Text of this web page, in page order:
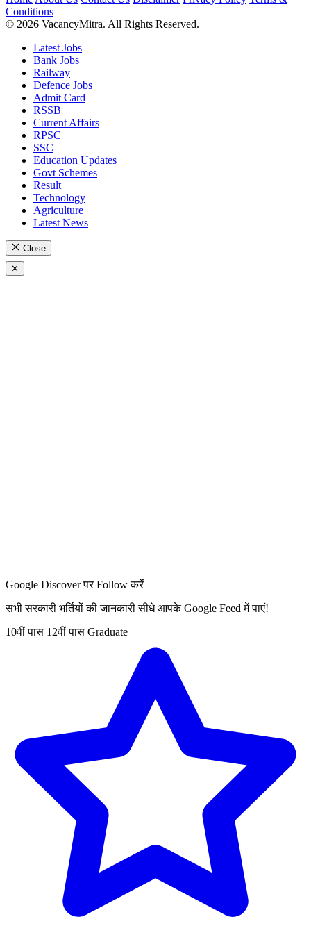
Conditions
© 2026 VacancyMitra. All Rights Reserved.
Latest Jobs
Bank Jobs
Railway
Defence Jobs
Admit Card
RSSB
Current Affairs
RPSC
SSC
Education Updates
Govt Schemes
Result
Technology
Agriculture
Latest News
Close
✕
Google Discover पर Follow करें
सभी सरकारी भर्तियों की जानकारी सीधे आपके Google Feed में पाएं!
10वीं पास 12वीं पास Graduate